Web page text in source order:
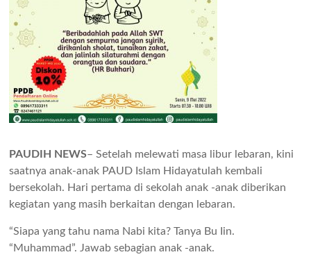
PAUDIH NEWS– Setelah melewati masa libur lebaran, kini
saatnya anak-anak PAUD Islam Hidayatulah kembali
bersekolah. Hari pertama di sekolah anak -anak diberikan
kegiatan yang masih berkaitan dengan lebaran.
“Siapa yang tahu nama Nabi kita? Tanya Bu Iin.
“Muhammad”. Jawab sebagian anak -anak.